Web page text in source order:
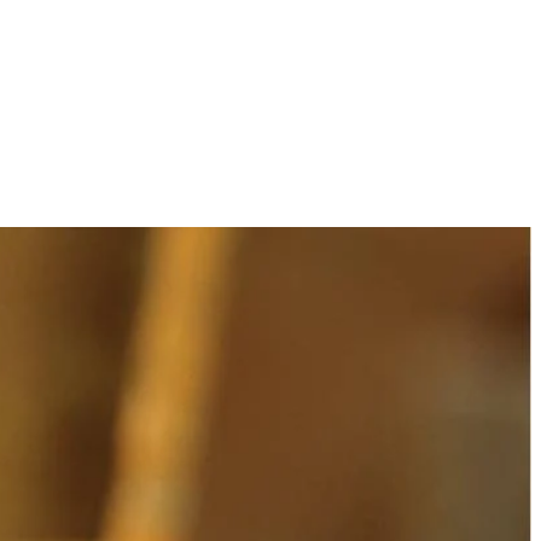
al roerende op. Smelt de boter.
kaneelpoeder, gemberpoeder, peper, zout en de helft van de
Laat ze afkoelen en maal ze fijn in de keukenmachine.